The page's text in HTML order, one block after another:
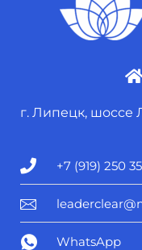
г. Липецк, шоссе
+7 (919) 250
WhatsApp